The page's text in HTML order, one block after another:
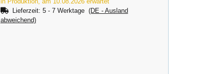
Lieferzeit: 5 - 7 Werktage (DE - Ausland
abweichend)